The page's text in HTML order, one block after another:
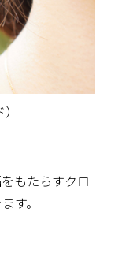
もたらすクロ
す。